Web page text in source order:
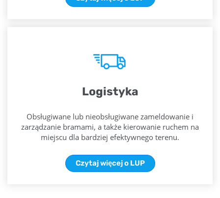
Logistyka
Obsługiwane lub nieobsługiwane zameldowanie i
zarządzanie bramami, a także kierowanie ruchem na
miejscu dla bardziej efektywnego terenu.
Czytaj więcej o LUP